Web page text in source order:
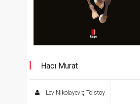
Hacı Murat
Lev Nikolayeviç Tolstoy